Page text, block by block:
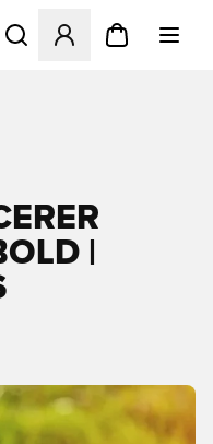
Åbner en Modal til at
|